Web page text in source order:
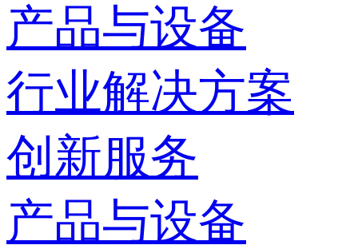
产品与设备
行业解决方案
创新服务
产品与设备